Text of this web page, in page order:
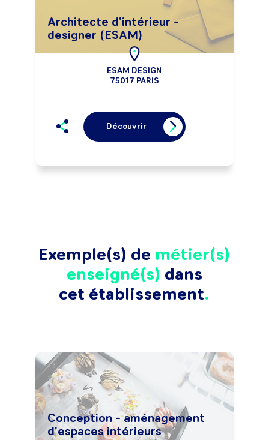
Architecte d'intérieur -
designer (ESAM)
ESAM DESIGN
75017 PARIS
Découvrir
Exemple(s) de métier(s)
enseigné(s) dans
cet établissement
Conception - aménagement
d'espaces intérieurs